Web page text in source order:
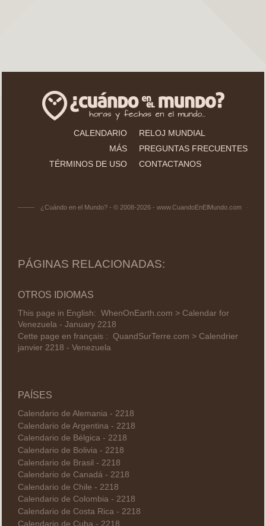
CALENDARIO
RELOJ MUNDIAL
MÁS
PREGUNTAS FRECUENTES
TÉRMINOS DE USO
CONTACTANOS
¿Cuándo en el Mundo? - © 2008-2026 - www.CuandoEnElMundo.com
PÁGINAS RELACIONADAS:
OTROS IDIOMAS
This page in English: WhenOnEarth.com > Calendar for
Venezuela - January 2218
Cette page en français : QuandSurTerre.com > Calendrier
janvier 2218 - Venezuela
PAÍSES
Calendario de Alemania - 2218
Calendario de Argentina - 2218
Calendario de Bélgica - 2218
Calendario de Bolivia - 2218
Calendario de Brasil - 2218
Calendario de Canadá - 2218
Calendario de Chile - 2218
Calendario de Colombia - 2218
Calendario de Costa Rica - 2218
Calendario de Cuba - 2218